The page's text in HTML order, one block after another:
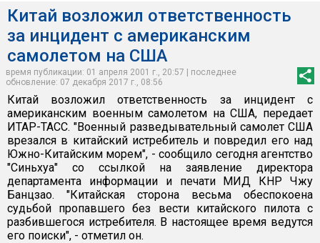
Китай возложил ответственность
за инцидент с американским
самолетом на США
время публикации: 01 апреля 2001 г., 20:57 | последнее
обновление: 07 декабря 2017 г., 08:56
Китай возложил ответственность за инцидент с
американским военным самолетом на США, передает
ИТАР-ТАСС. "Военный разведывательный самолет США
врезался в китайский истребитель и повредил его над
Южно-Китайским морем", - сообщило сегодня агентство
"Синьхуа" со ссылкой на заявление директора
департамента информации и печати МИД КНР Чжу
Банцзао. "Китайская сторона весьма обеспокоена
судьбой пропавшего без вести китайского пилота с
разбившегося истребителя. В настоящее время ведутся
его поиски", - отметил он.